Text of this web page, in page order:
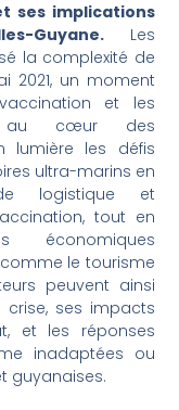
ses implications
Guyane. Les
la complexité de
2021, un moment
et les
au cœur des
lumière les défis
ultra-marins en
de logistique et
tout en
économiques
le tourisme
peuvent ainsi
ses impacts
et les réponses
inadaptées ou
guyanaises.